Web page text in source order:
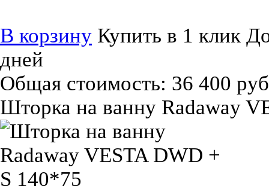
В корзину Купить в 1 клик
дней
Общая стоимость: 36 400
Шторка на ванну Radaway